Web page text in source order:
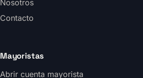
Nosotros
Contacto
Mayoristas
Abrir cuenta mayorista